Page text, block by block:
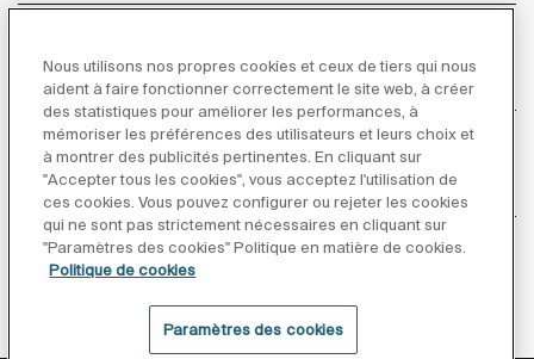
À propos de Roca
Inspiration
Suivez-nous
Nous utilisons nos propres cookies et ceux de tiers qui nous
aident à faire fonctionner correctement le site web, à créer
des statistiques pour améliorer les performances, à
mémoriser les préférences des utilisateurs et leurs choix et
à montrer des publicités pertinentes. En cliquant sur
"Accepter tous les cookies", vous acceptez l'utilisation de
ces cookies. Vous pouvez configurer ou rejeter les cookies
qui ne sont pas strictement nécessaires en cliquant sur
"Paramètres des cookies" Politique en matière de cookies.
Politique de cookies
Paramètres des cookies